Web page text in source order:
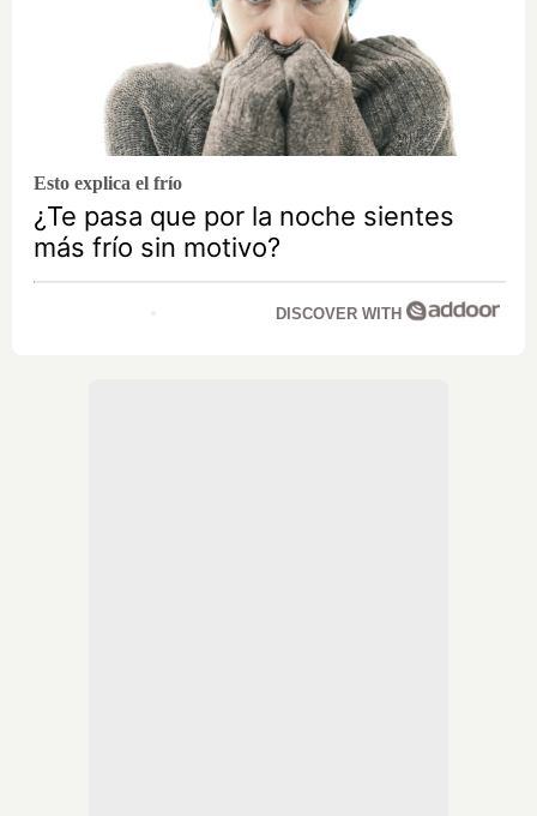
Esto explica el frío
¿Te pasa que por la noche sientes
más frío sin motivo?
DISCOVER WITH